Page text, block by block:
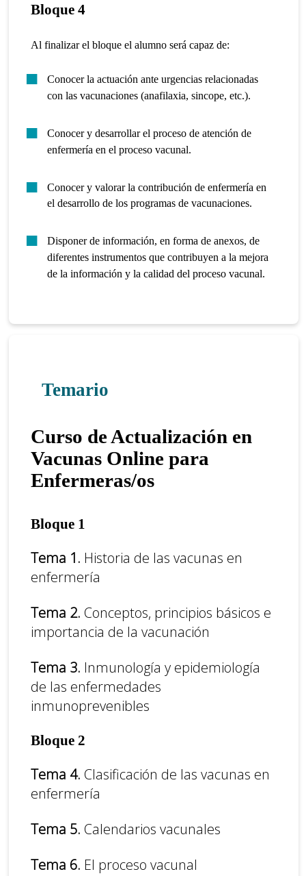
Bloque 4
Al finalizar el bloque el alumno será capaz de:
Conocer la actuación ante urgencias relacionadas
con las vacunaciones (anafilaxia, sincope, etc.).
Conocer y desarrollar el proceso de atención de
enfermería en el proceso vacunal.
Conocer y valorar la contribución de enfermería en
el desarrollo de los programas de vacunaciones.
Disponer de información, en forma de anexos, de
diferentes instrumentos que contribuyen a la mejora
de la información y la calidad del proceso vacunal.
Temario
Curso de Actualización en
Vacunas Online para
Enfermeras/os
Bloque 1
Tema 1. Historia de las vacunas en
enfermería
Tema 2. Conceptos, principios básicos e
importancia de la vacunación
Tema 3. Inmunología y epidemiología
de las enfermedades
inmunoprevenibles
Bloque 2
Tema 4. Clasificación de las vacunas en
enfermería
Tema 5. Calendarios vacunales
Tema 6. El proceso vacunal